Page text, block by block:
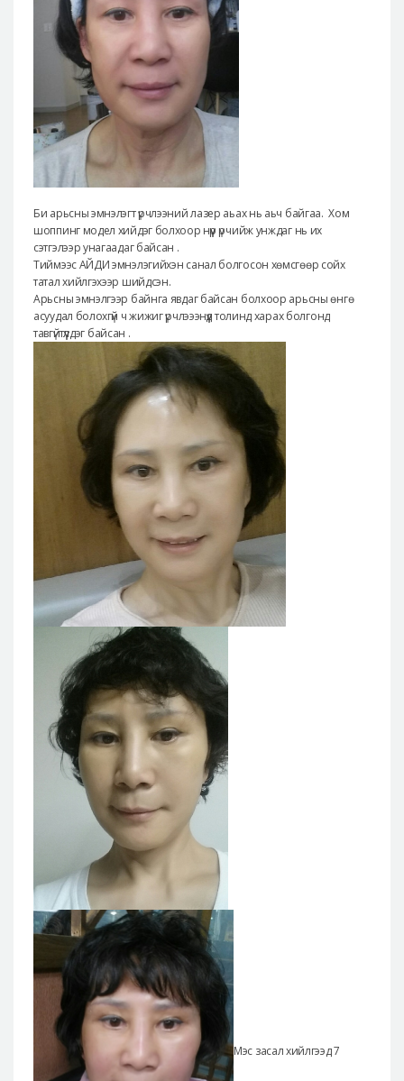
Би арьсны эмнэлэгт үрчлээний лазер аьах нь аьч байгаа. Хом
шоппинг модел хийдэг болхоор нүүр үрчийж унждаг нь их
сэтгэлээр унагаадаг байсан .
Тиймээс АЙДИ эмнэлэгийхэн санал болгосон хөмсгөөр сойх
татал хийлгэхээр шийдсэн.
Арьсны эмнэлгээр байнга явдаг байсан болхоор арьсны өнгө
асуудал болохгүй ч жижиг үрчлэээнүүд толинд харах болгонд
тавгүйтүүлдэг байсан .
Мэс засал хийлгээд 7